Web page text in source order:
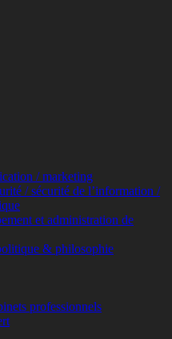
/ marketing
/ sécurité de l’information /
et administration de
& philosophie
professionnels